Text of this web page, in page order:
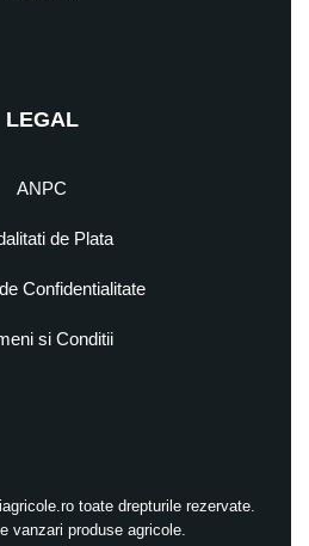
LEGAL
ANPC
de Plata
Confidentialitate
si Conditii
toate drepturile rezervate.
vanzari produse agricole.